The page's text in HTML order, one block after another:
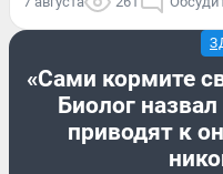
«Сами кормите
Биолог
приводят к